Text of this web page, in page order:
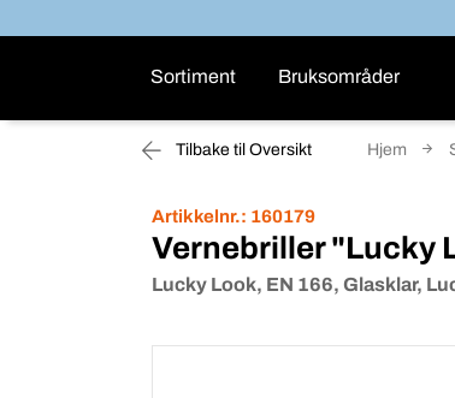
Sortiment Bruksområder
Tilbake til Oversikt Hjem
Artikkelnr.: 160179
Vernebriller "Lucky
Lucky Look, EN 166, Glasklar,